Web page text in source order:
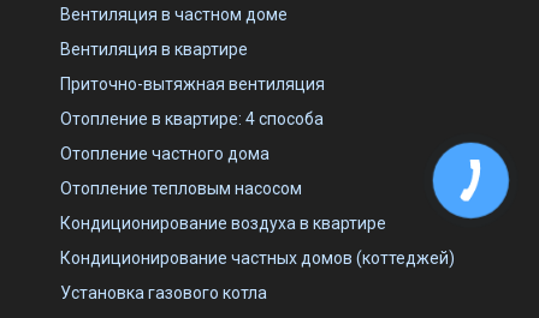
Вентиляция в частном доме
Вентиляция в квартире
Приточно-вытяжная вентиляция
Отопление в квартире: 4 способа
Отопление частного дома
Отопление тепловым насосом
Кондиционирование воздуха в квартире
Кондиционирование частных домов (коттеджей)
Установка газового котла